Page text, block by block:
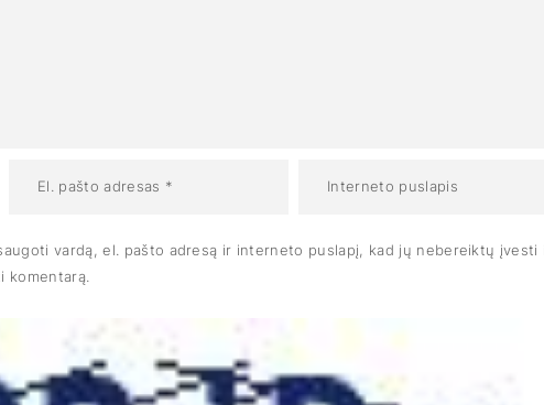
vardą, el. pašto adresą ir interneto puslapį, kad jų nebereiktų įvesti
komentarą.